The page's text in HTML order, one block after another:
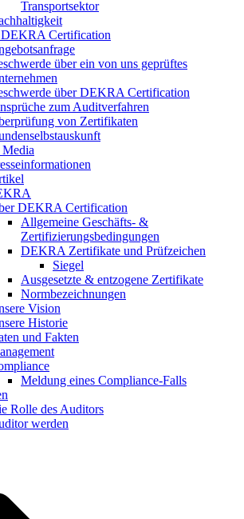
Transportsektor
Certification
über ein von uns geprüftes
über DEKRA Certification
zum Auditverfahren
von Zertifikaten
DEKRA Certification
Allgemeine Geschäfts- &
Zertifizierungsbedingungen
DEKRA Zertifikate und Prüfzeichen
Siegel
Ausgesetzte & entzogene Zertifikate
Normbezeichnungen
Vision
Historie
und Fakten
Meldung eines Compliance-Falls
Rolle des Auditors
werden